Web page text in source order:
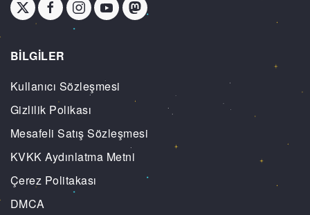
BİLGİLER
Kullanıcı Sözleşmesi
Gizlilik Polikası
Mesafeli Satış Sözleşmesi
KVKK Aydınlatma Metni
Çerez Politakası
DMCA